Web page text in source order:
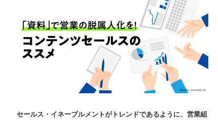
セールス・イネーブルメントがトレンドであるように、営業組